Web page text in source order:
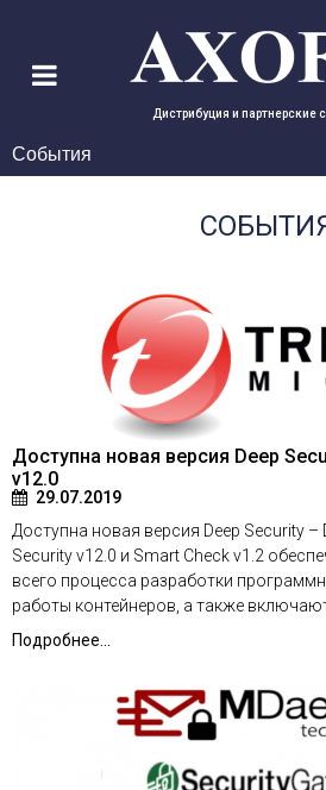
Дистрибуция и партнерские
События
Доступна новая версия Deep
v12.0
29.07.2019
Доступна новая версия Deep Security –
Security v12.0 и Smart Check v1.2
всего процесса разработки
работы контейнеров, а также
Подробнее...